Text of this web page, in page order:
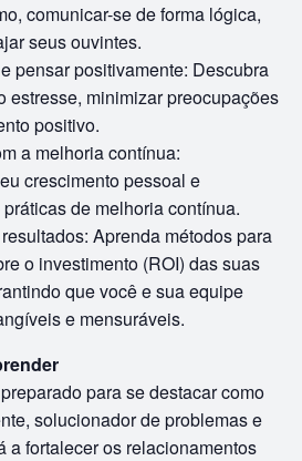
comunicar-se de forma lógica,
seus ouvintes.
pensar positivamente: Descubra
estresse, minimizar preocupações
positivo.
a melhoria contínua:
crescimento pessoal e
de melhoria contínua.
Aprenda métodos para
o investimento (ROI) das suas
que você e sua equipe
e mensuráveis.
para se destacar como
solucionador de problemas e
a fortalecer os relacionamentos